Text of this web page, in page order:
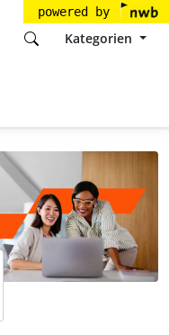
powered by
Kategorien